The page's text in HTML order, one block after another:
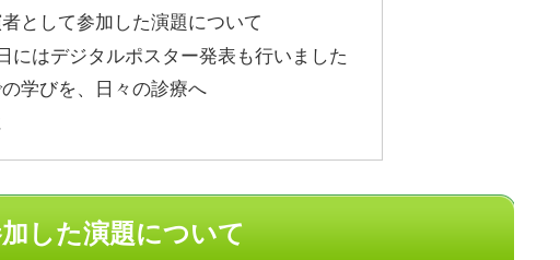
として参加した演題について
にはデジタルポスター発表も行いました
学びを、日々の診療へ
した演題について